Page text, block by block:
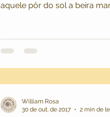
aquele pôr do sol a beira
William Rosa
30 de out. de 2017
2 min de